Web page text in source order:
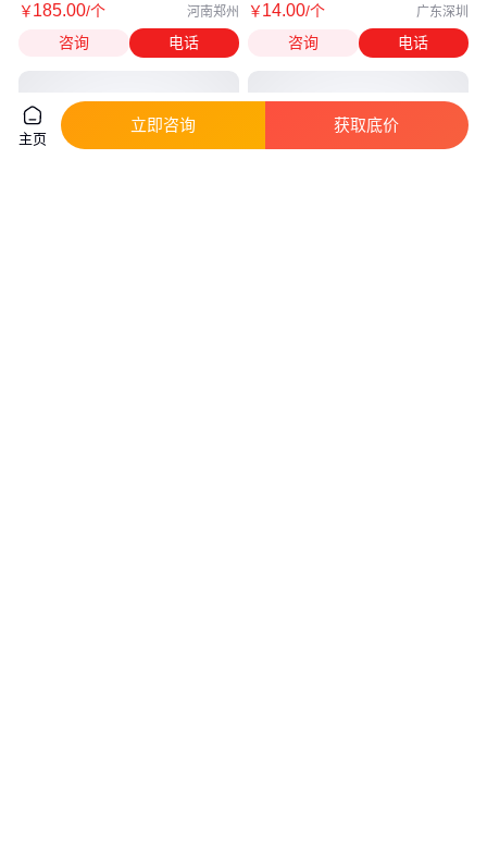
￥185.00/个 河南郑州
咨询 电话
￥14.00/个 广东深圳
咨询 电话
主页
立即咨询 获取底价